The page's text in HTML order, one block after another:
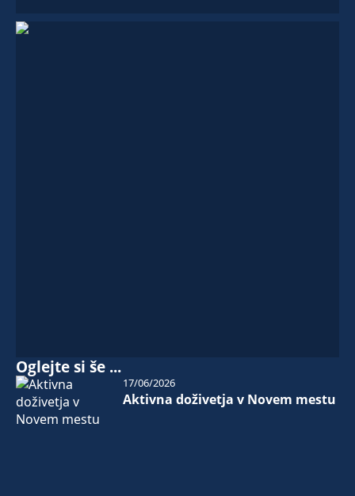
Oglejte si še ...
Aktivna doživetja v Novem mestu
17/06/2026